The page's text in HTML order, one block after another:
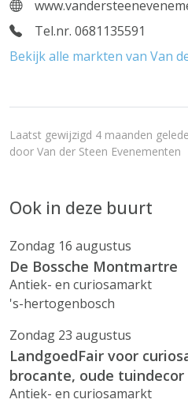
Tel.nr. 0681135591
Bekijk alle markten van Van
Laatst gewijzigd 4 maanden
door Van der Steen Evenementen
Ook in deze buurt
Zondag 16 augustus
De Bossche Montmartre
Antiek- en curiosamarkt
's-hertogenbosch
Zondag 23 augustus
LandgoedFair voor
brocante, oude tuindecor
Antiek- en curiosamarkt